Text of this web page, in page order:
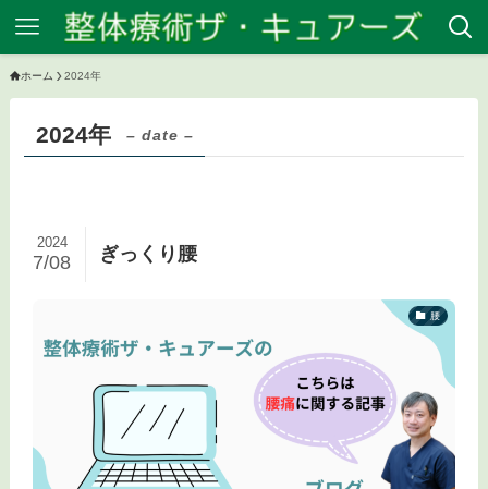
ホーム 2024年
2024年 – date –
ぎっくり腰
2024
7/08
腰